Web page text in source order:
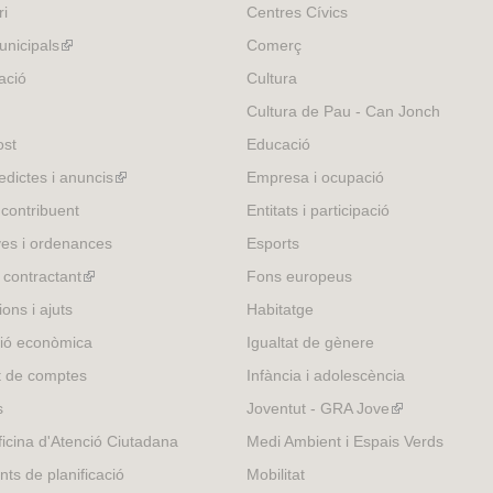
(link
i anuncis(link
i ordenances
contractant(link
i ajuts
econòmica
de comptes
d'Atenció Ciutadana
de planificació
Centres Cívics
Comerç
Cultura
Cultura de Pau - Can Jonch
Educació
Empresa i ocupació
Entitats i participació
Esports
Fons europeus
Habitatge
Igualtat de gènere
Infància i adolescència
Joventut - GRA Jove(link
is
Medi Ambient i Espais Verds
Mobilitat